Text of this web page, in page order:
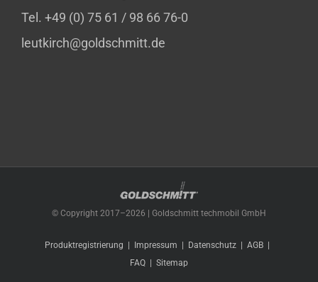
Tel. +49 (0) 75 61 / 98 66 76-0
leutkirch@goldschmitt.de
© Copyright 2017–2026 | Goldschmitt techmobil GmbH
Produktregistrierung Impressum Datenschutz
AGB
FAQ
Sitemap